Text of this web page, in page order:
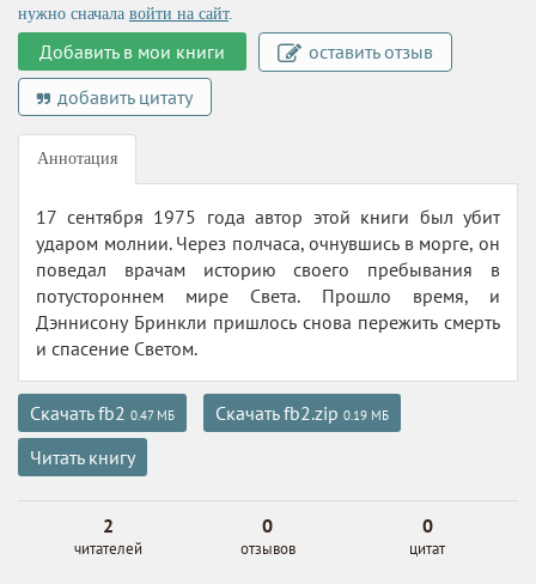
нужно сначала войти на сайт.
Добавить в мои книги
оставить отзыв
добавить цитату
Аннотация
17 сентября 1975 года автор этой книги был убит
ударом молнии. Через полчаса, очнувшись в морге, он
поведал врачам историю своего пребывания в
потустороннем мире Света. Прошло время, и
Дэннисону Бринкли пришлось снова пережить смерть
и спасение Светом.
Скачать fb2 0.47 МБ Скачать fb2.zip 0.19 МБ
Читать книгу
2
читателей
0
отзывов
0
цитат